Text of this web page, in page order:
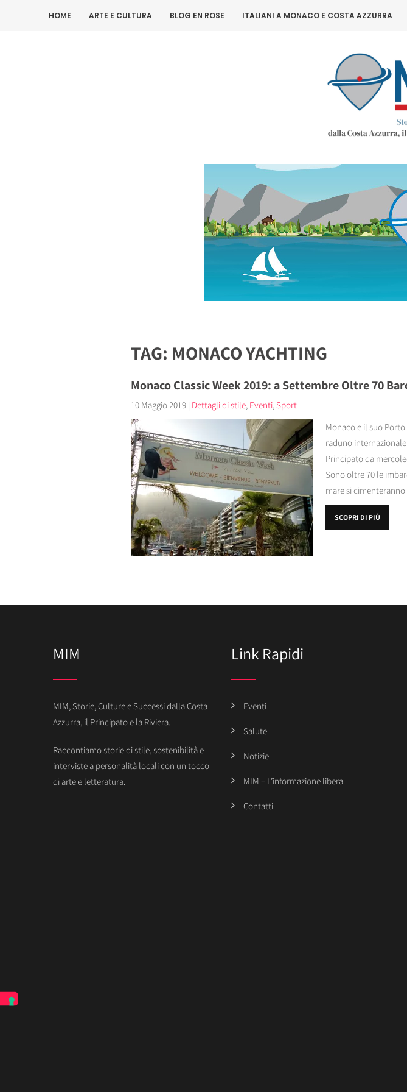
HOME ARTE E CULTURA BLOG EN ROSE ITALIANI A MONACO E COSTA AZZURRA
TAG: MONACO YACHTING
Monaco Classic Week 2019: a Settembre Oltre 70
10 Maggio 2019 | Dettagli di stile, Eventi, Sport
Monaco e il suo
raduno
Principato da
Sono oltre 70 le
mare si
SCOPRI DI PIÙ
MIM
MIM, Storie, Culture e Successi dalla Costa
Azzurra, il Principato e la Riviera.
Raccontiamo storie di stile, sostenibilità e
interviste a personalità locali con un tocco
di arte e letteratura.
Link Rapidi
Eventi
Salute
Notizie
MIM – L’informazione libera
Contatti